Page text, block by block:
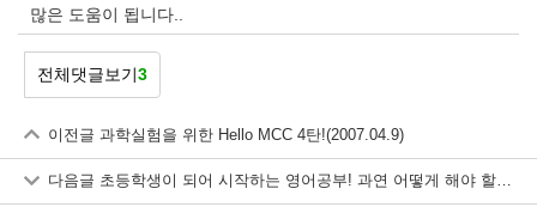
많은 도움이 됩니다..
전체댓글보기3
이전글 과학실험을 위한 Hello MCC 4탄!(2007.04.9)
다음글 초등학생이 되어 시작하는 영어공부! 과연 어떻게 해야 할까요?